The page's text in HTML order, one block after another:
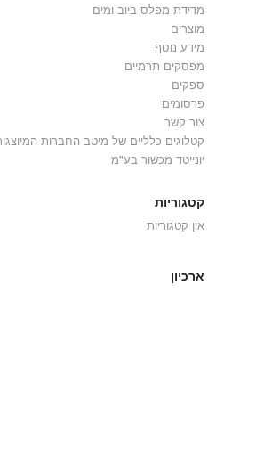
מדידת מפלס ביוב ומים
מוצרים
מידע נוסף
מפסקים תרמיים
ספקים
פרסומים
צור קשר
קטלוגים כלליים של מיטב החברות
יונייטד מכשור בע"מ
קטגוריות
אין קטגוריות
ארכיון